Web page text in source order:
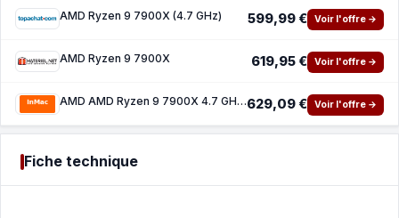
AMD Ryzen 9 7900X (4.7 GHz) 599,99 € Voir l'offre →
AMD Ryzen 9 7900X 619,95 € Voir l'offre →
AMD AMD Ryzen 9 7900X 4.7 GHz processeur - PIB WOF629,09 € Voir l'offre →
Fiche technique